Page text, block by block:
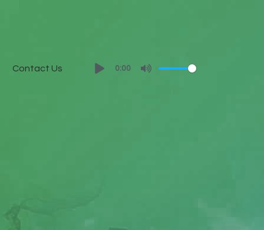
Contact Us 0:00